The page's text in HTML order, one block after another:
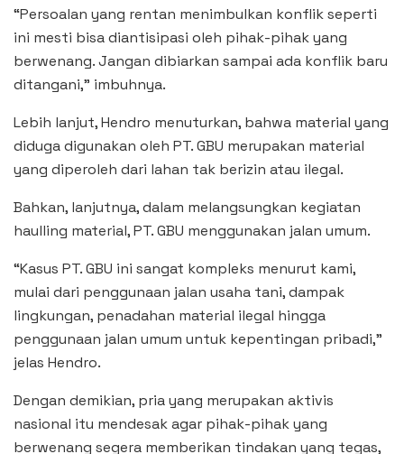
“Persoalan yang rentan menimbulkan konflik seperti
ini mesti bisa diantisipasi oleh pihak-pihak yang
berwenang. Jangan dibiarkan sampai ada konflik baru
ditangani,” imbuhnya.
Lebih lanjut, Hendro menuturkan, bahwa material yang
diduga digunakan oleh PT. GBU merupakan material
yang diperoleh dari lahan tak berizin atau ilegal.
Bahkan, lanjutnya, dalam melangsungkan kegiatan
haulling material, PT. GBU menggunakan jalan umum.
“Kasus PT. GBU ini sangat kompleks menurut kami,
mulai dari penggunaan jalan usaha tani, dampak
lingkungan, penadahan material ilegal hingga
penggunaan jalan umum untuk kepentingan pribadi,”
jelas Hendro.
Dengan demikian, pria yang merupakan aktivis
nasional itu mendesak agar pihak-pihak yang
berwenang segera memberikan tindakan yang tegas,